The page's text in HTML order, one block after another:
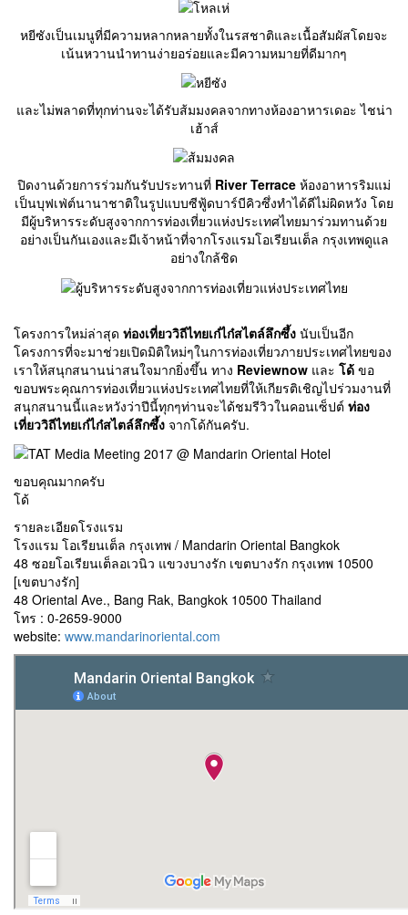
หยีซังเป็นเมนูที่มีความหลากหลายทั้งในรสชาติและเนื้อสัมผัสโดยจะ
เน้นหวานนำทานง่ายอร่อยและมีความหมายที่ดีมากๆ
และไม่พลาดที่ทุกท่านจะได้รับส้มมงคลจากทางห้องอาหารเดอะ ไชน่า
เฮ้าส์
ปิดงานด้วยการร่วมกันรับประทานที่ River Terrace ห้องอาหารริมแม่
เป็นบุฟเฟ่ต์นานาชาติในรูปแบบซีฟู้ดบาร์บีคิวซึ่งทำได้ดีไม่ผิดหวัง โดย
มีผู้บริหารระดับสูงจากการท่องเที่ยวแห่งประเทศไทยมาร่วมทานด้วย
อย่างเป็นกันเองและมีเจ้าหน้าที่จากโรงแรมโอเรียนเต็ล กรุงเทพดูแล
อย่างใกล้ชิด
โครงการใหม่ล่าสุด ท่องเที่ยววิถีไทยเก๋ไก๋สไตล์ลึกซึ้ง นับเป็นอีก
โครงการที่จะมาช่วยเปิดมิติใหม่ๆในการท่องเที่ยวภายประเทศไทยของ
เราให้สนุกสนานน่าสนใจมากยิ่งขึ้น ทาง Reviewnow และ โด้ ขอ
ขอบพระคุณการท่องเที่ยวแห่งประเทศไทยที่ให้เกียรติเชิญไปร่วมงานที่
สนุกสนานนี้และหวังว่าปีนี้ทุกๆท่านจะได้ชมรีวิวในคอนเซ็ปต์ ท่อง
เที่ยววิถีไทยเก๋ไก๋สไตล์ลึกซึ้ง จากโด้กันครับ.
ขอบคุณมากครับ
โด้
รายละเอียดโรงแรม
โรงแรม โอเรียนเต็ล กรุงเทพ / Mandarin Oriental Bangkok
48 ซอยโอเรียนเต็ลอเวนิว แขวงบางรัก เขตบางรัก กรุงเทพ 10500
[เขตบางรัก]
48 Oriental Ave., Bang Rak, Bangkok 10500 Thailand
โทร : 0-2659-9000
website: www.mandarinoriental.com